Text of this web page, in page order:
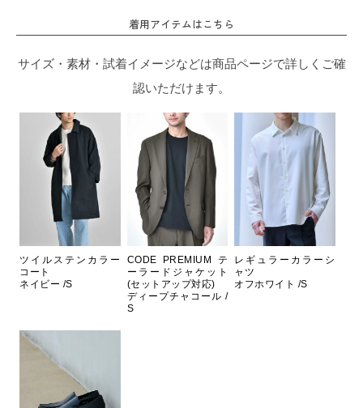
着用アイテムはこちら
サイズ・素材・試着イメージなどは商品ページで詳しくご確
認いただけます。
ツイルステンカラー
コート
ネイビー /S
CODE PREMIUM テ
ーラードジャケット
(セットアップ対応)
ディープチャコール /
S
レギュラーカラーシ
ャツ
オフホワイト /S